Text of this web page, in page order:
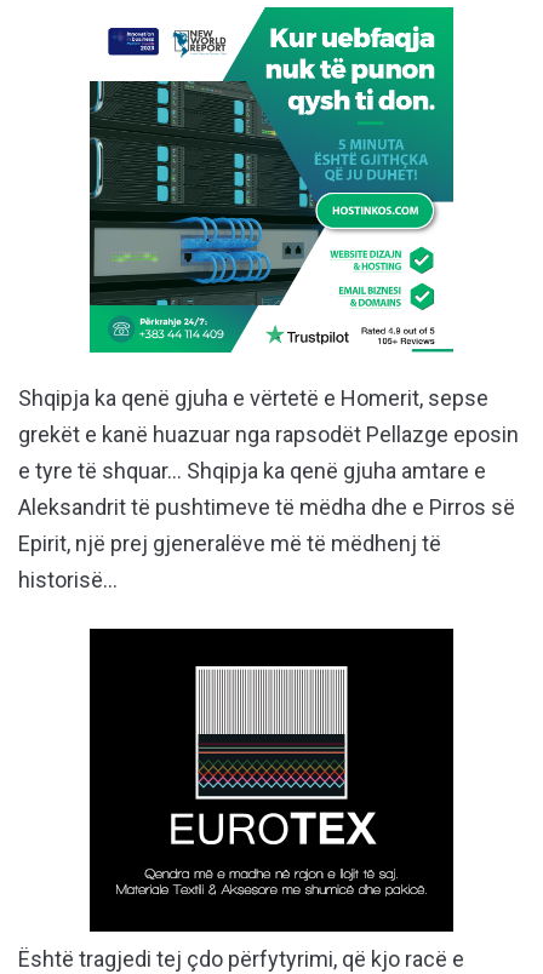
Shqipja ka qenë gjuha e vërtetë e Homerit, sepse
grekët e kanë huazuar nga rapsodët Pellazge eposin
e tyre të shquar… Shqipja ka qenë gjuha amtare e
Aleksandrit të pushtimeve të mëdha dhe e Pirros së
Epirit, një prej gjeneralëve më të mëdhenj të
historisë…
Është tragjedi tej çdo përfytyrimi, që kjo racë e